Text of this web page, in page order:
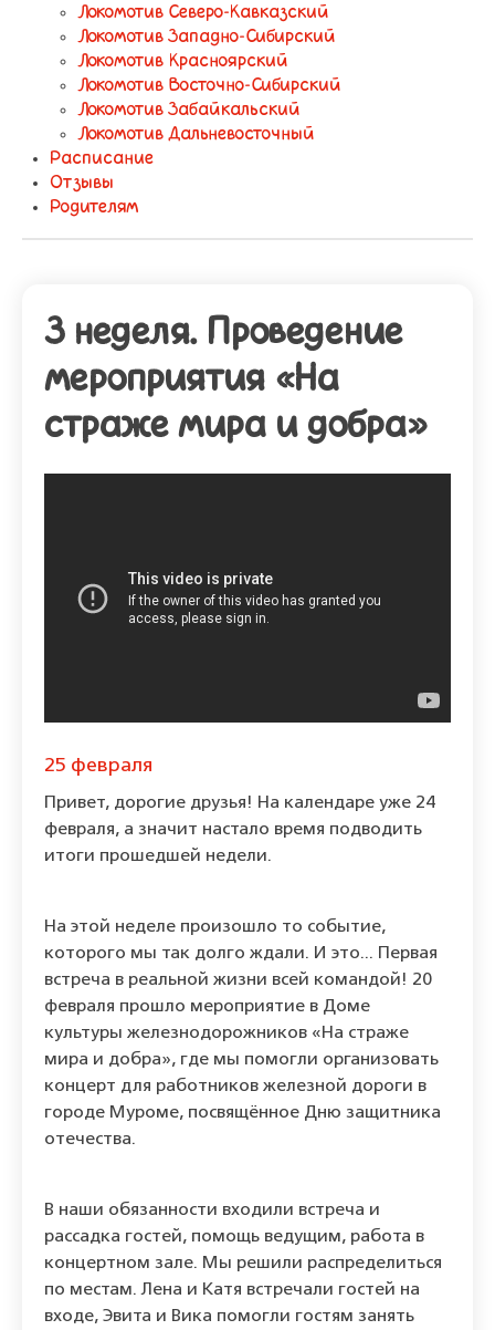
Локомотив Северо-Кавказский
Локомотив Западно-Сибирский
Локомотив Красноярский
Локомотив Восточно-Сибирский
Локомотив Забайкальский
Локомотив Дальневосточный
Расписание
Отзывы
Родителям
3 неделя. Проведение
мероприятия «На
страже мира и добра»
25 февраля
Привет, дорогие друзья! На календаре уже 24
февраля, а значит настало время подводить
итоги прошедшей недели.
На этой неделе произошло то событие,
которого мы так долго ждали. И это... Первая
встреча в реальной жизни всей командой! 20
февраля прошло мероприятие в Доме
культуры железнодорожников «На страже
мира и добра», где мы помогли организовать
концерт для работников железной дороги в
городе Муроме, посвящённое Дню защитника
отечества.
В наши обязанности входили встреча и
рассадка гостей, помощь ведущим, работа в
концертном зале. Мы решили распределиться
по местам. Лена и Катя встречали гостей на
входе, Эвита и Вика помогли гостям занять